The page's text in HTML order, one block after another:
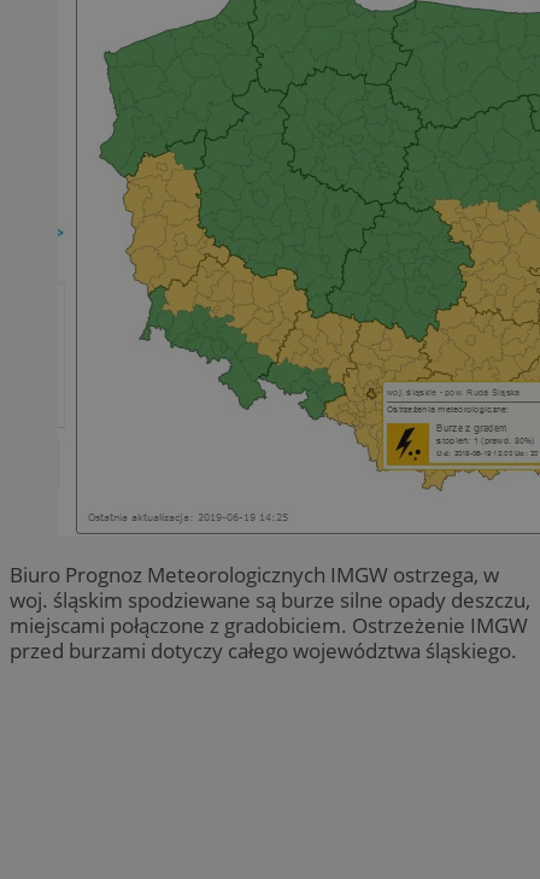
Biuro Prognoz Meteorologicznych IMGW ostrzega, w
woj. śląskim spodziewane są burze silne opady deszczu,
miejscami połączone z gradobiciem. Ostrzeżenie IMGW
przed burzami dotyczy całego województwa śląskiego.